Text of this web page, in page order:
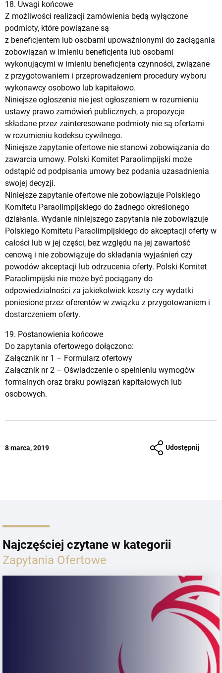
18. Uwagi końcowe
Z możliwości realizacji zamówienia będą wyłączone
podmioty, które powiązane są
z beneficjentem lub osobami upoważnionymi do zaciągania
zobowiązań w imieniu beneficjenta lub osobami
wykonującymi w imieniu beneficjenta czynności, związane
z przygotowaniem i przeprowadzeniem procedury wyboru
wykonawcy osobowo lub kapitałowo.
Niniejsze ogłoszenie nie jest ogłoszeniem w rozumieniu
ustawy prawo zamówień publicznych, a propozycje
składane przez zainteresowane podmioty nie są ofertami
w rozumieniu kodeksu cywilnego.
Niniejsze zapytanie ofertowe nie stanowi zobowiązania do
zawarcia umowy. Polski Komitet Paraolimpijski może
odstąpić od podpisania umowy bez podania uzasadnienia
swojej decyzji.
Niniejsze zapytanie ofertowe nie zobowiązuje Polskiego
Komitetu Paraolimpijskiego do żadnego określonego
działania. Wydanie niniejszego zapytania nie zobowiązuje
Polskiego Komitetu Paraolimpijskiego do akceptacji oferty w
całości lub w jej części, bez względu na jej zawartość
cenową i nie zobowiązuje do składania wyjaśnień czy
powodów akceptacji lub odrzucenia oferty. Polski Komitet
Paraolimpijski nie może być pociągany do
odpowiedzialności za jakiekolwiek koszty czy wydatki
poniesione przez oferentów w związku z przygotowaniem i
dostarczeniem oferty.
19. Postanowienia końcowe
Do zapytania ofertowego dołączono:
Załącznik nr 1 – Formularz ofertowy
Załącznik nr 2 – Oświadczenie o spełnieniu wymogów
formalnych oraz braku powiązań kapitałowych lub
osobowych.
8 marca, 2019 Udostępnij
Najczęściej czytane w kategorii
Zapytania Ofertowe